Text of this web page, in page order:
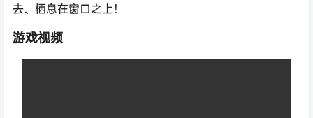
去、栖息在窗口之上！
游戏视频